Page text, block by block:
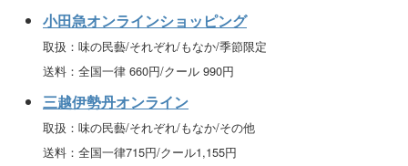
小田急オンラインショッピング
取扱：味の民藝/それぞれ/もなか/季節限定
送料：全国一律 660円/クール 990円
三越伊勢丹オンライン
取扱：味の民藝/それぞれ/もなか/その他
送料：全国一律715円/クール1,155円